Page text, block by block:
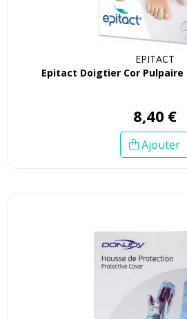
EPITACT
Epitact Doigtier Cor Pulpaire
8,40 €
Ajouter